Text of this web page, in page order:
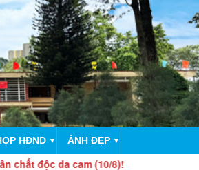
HĐND ▼ ẢNH ĐẸP ▼
cam (10/8)!